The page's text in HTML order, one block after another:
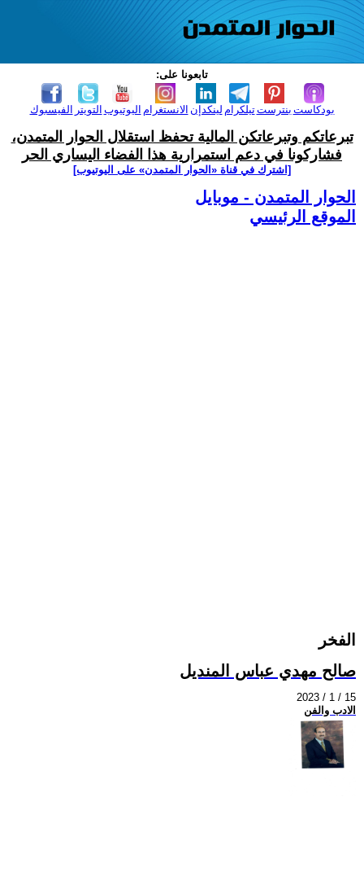
تابعونا على:
الفيسبوك التويتر اليوتيوب الانستغرام لينكدإن تيلكرامبنترست بودكاست
تبرعاتكم وتبرعاتكن المالية تحفظ استقلال الحوار المتمدن،
فشاركونا في دعم استمرارية هذا الفضاء اليساري الحر
[اشترك في قناة ‫«الحوار المتمدن» على اليوتيوب]
الحوار المتمدن - موبايل
الموقع الرئيسي
الفخر
صالح مهدي عباس المنديل
2023 / 1 / 15
الادب والفن